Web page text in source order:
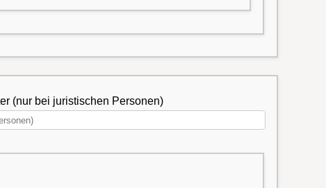
(nur bei juristischen Personen)